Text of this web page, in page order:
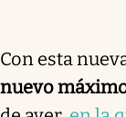
Con esta
nuevo